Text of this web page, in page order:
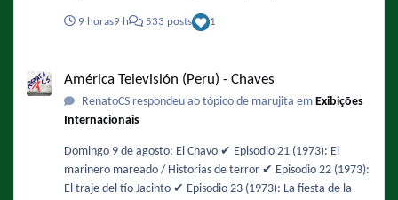
mareado / Historias de terror ✔️ Episodio 44 (1974): Un ratero
en la vecindad Mañana será feriado y habrá fútbol en la
9 horas9 h 533 posts 1
América Televisión (Peru) - Chaves
RenatoCS respondeu ao tópico de marujita em Exibições
Internacionais
Domingo 9 de agosto: El Chavo ✔️ Episodio 21 (1973): El
marinero mareado / Historias de terror ✔️ Episodio 22 (1973):
El traje del tío Jacinto ✔️ Episodio 23 (1973): La fiesta de la